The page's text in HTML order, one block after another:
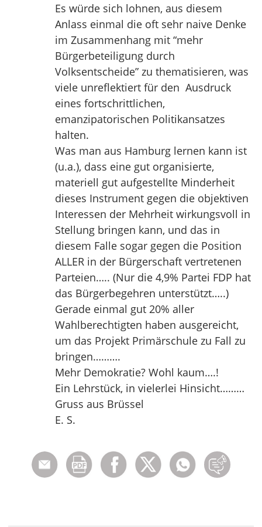
Es würde sich lohnen, aus diesem
Anlass einmal die oft sehr naive Denke
im Zusammenhang mit “mehr
Bürgerbeteiligung durch
Volksentscheide” zu thematisieren, was
viele unreflektiert für den Ausdruck
eines fortschrittlichen,
emanzipatorischen Politikansatzes
halten.
Was man aus Hamburg lernen kann ist
(u.a.), dass eine gut organisierte,
materiell gut aufgestellte Minderheit
dieses Instrument gegen die objektiven
Interessen der Mehrheit wirkungsvoll in
Stellung bringen kann, und das in
diesem Falle sogar gegen die Position
ALLER in der Bürgerschaft vertretenen
Parteien….. (Nur die 4,9% Partei FDP hat
das Bürgerbegehren unterstützt…..)
Gerade einmal gut 20% aller
Wahlberechtigten haben ausgereicht,
um das Projekt Primärschule zu Fall zu
bringen……….
Mehr Demokratie? Wohl kaum….!
Ein Lehrstück, in vielerlei Hinsicht………
Gruss aus Brüssel
E. S.